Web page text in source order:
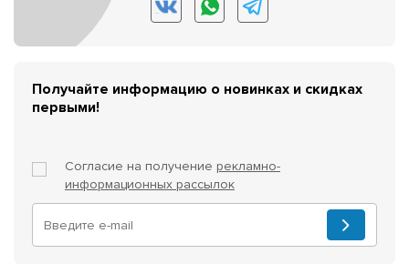
Получайте информацию о новинках и скидках
первыми!
Согласие на получение рекламно-
информационных рассылок